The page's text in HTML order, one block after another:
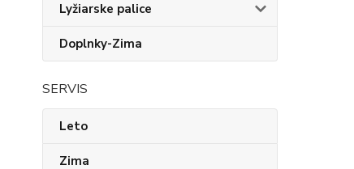
Lyžiarske palice
Doplnky-Zima
SERVIS
Leto
Zima